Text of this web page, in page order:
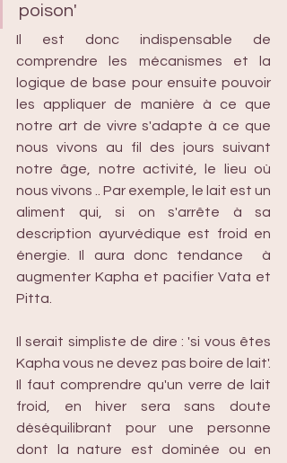
poison'
Il est donc indispensable de
comprendre les mécanismes et la
logique de base pour ensuite pouvoir
les appliquer de manière à ce que
notre art de vivre s'adapte à ce que
nous vivons au fil des jours suivant
notre âge, notre activité, le lieu où
nous vivons .. Par exemple, le lait est un
aliment qui, si on s'arrête à sa
description ayurvédique est froid en
énergie. Il aura donc tendance  à
augmenter Kapha et pacifier Vata et
Pitta.
Il serait simpliste de dire : 'si vous êtes
Kapha vous ne devez pas boire de lait'.
Il faut comprendre qu'un verre de lait
froid, en hiver sera sans doute
déséquilibrant pour une personne
dont la nature est dominée ou en